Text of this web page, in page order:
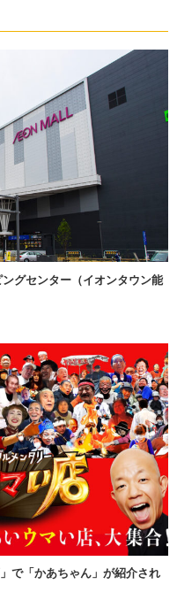
グセンター（イオンタウン能
で「かあちゃん」が紹介され